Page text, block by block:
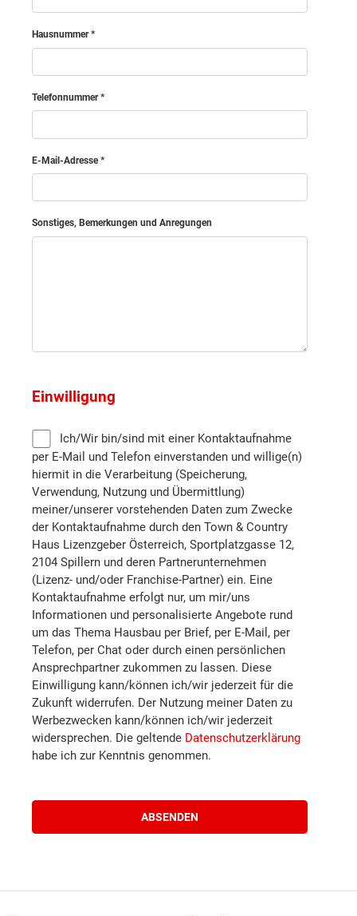
Hollabrunn
Horn
Korneuburg
Krems an der Donau (Stadt)
Mistelbach
Neunkirchen
Sankt Pölten (Stadt)
Sankt Pölten (Land)
Scheibbs
Tulln
Wiener Neustadt (Land)
Wiener Neustadt (Stadt)
Waidhofen an der Thaya
Waidhofen an der Ybbs
Hausnummer
Telefonnummer
E-Mail-Adresse
Sonstiges, Bemerkungen und Anregungen
Einwilligung
Ich/Wir bin/sind mit einer Kontaktaufnahme
per E-Mail und Telefon einverstanden und willige(n)
hiermit in die Verarbeitung (Speicherung,
Verwendung, Nutzung und Übermittlung)
meiner/unserer vorstehenden Daten zum Zwecke
der Kontaktaufnahme durch den Town & Country
Haus Lizenzgeber Österreich, Sportplatzgasse 12,
2104 Spillern und deren Partnerunternehmen
(Lizenz- und/oder Franchise-Partner) ein. Eine
Kontaktaufnahme erfolgt nur, um mir/uns
Informationen und personalisierte Angebote rund
um das Thema Hausbau per Brief, per E-Mail, per
Telefon, per Chat oder durch einen persönlichen
Ansprechpartner zukommen zu lassen. Diese
Einwilligung kann/können ich/wir jederzeit für die
Zukunft widerrufen. Der Nutzung meiner Daten zu
Werbezwecken kann/können ich/wir jederzeit
widersprechen. Die geltende Datenschutzerklärung
habe ich zur Kenntnis genommen.